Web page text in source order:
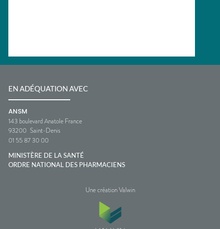
EN ADÉQUATION AVEC
ANSM
143 boulevard Anatole France
93200 Saint-Denis
01 55 87 30 00
MINISTÈRE DE LA SANTÉ
ORDRE NATIONAL DES PHARMACIENS
Une création Valwin